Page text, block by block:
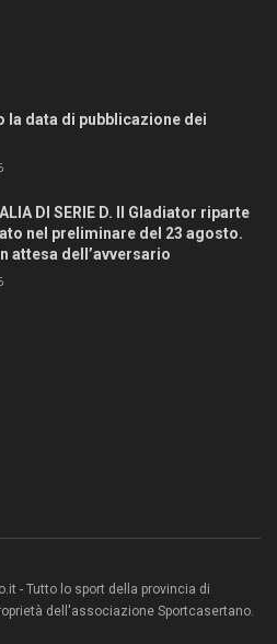
la data di pubblicazione dei
DI SERIE D. Il Gladiator riparte
nel preliminare del 23 agosto.
attesa dell’avversario
- Tutto lo sport della provincia di
dell'associazione Sportcasertano.